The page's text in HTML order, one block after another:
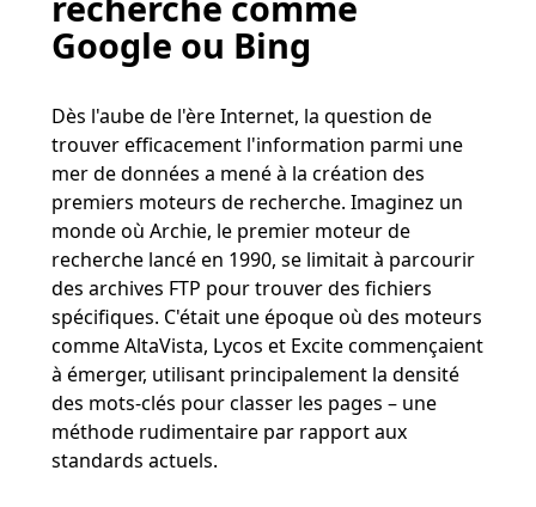
Google ou Bing
Dès l'aube de l'ère Internet, la question de
trouver efficacement l'information parmi une
mer de données a mené à la création des
premiers moteurs de recherche. Imaginez un
monde où Archie, le premier moteur de
recherche lancé en 1990, se limitait à parcourir
des archives FTP pour trouver des fichiers
spécifiques. C'était une époque où des moteurs
comme AltaVista, Lycos et Excite commençaient
à émerger, utilisant principalement la densité
des mots-clés pour classer les pages – une
méthode rudimentaire par rapport aux
standards actuels​​.